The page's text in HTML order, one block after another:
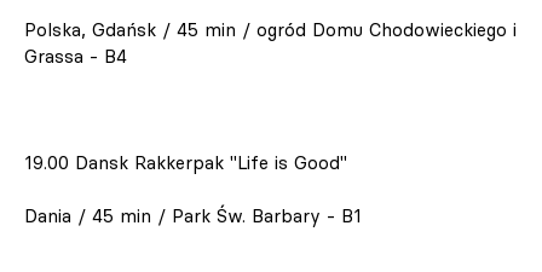
Polska, Gdańsk / 45 min / ogród Domu Chodowieckiego i
Grassa - B4
19.00 Dansk Rakkerpak "Life is Good"
Dania / 45 min / Park Św. Barbary - B1